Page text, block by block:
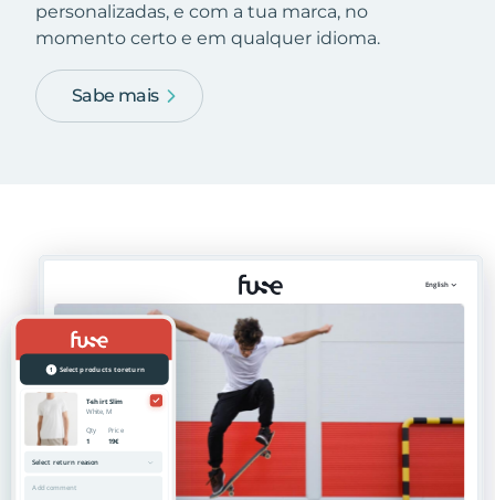
personalizadas, e com a tua marca, no
momento certo e em qualquer idioma.
Sabe mais